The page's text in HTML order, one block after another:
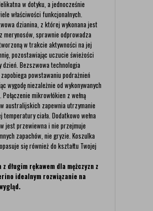
w dotyku, a jednocześnie
właściwości funkcjonalnych.
dzianina, z której wykonana jest
merynosów, sprawnie odprowadza
w trakcie aktywności na jej
pozostawiając uczucie świeżości
dzień. Bezszwowa technologia
powstawaniu podrażnień
wygodę niezależnie od wykonywanych
mikrowłókien z wełną
australijskich zapewnia utrzymanie
temperatury ciała. Dodatkowo wełna
jest przewiewna i nie przejmuje
zapachów, nie gryzie. Koszulka
się również do kształtu Twojej
z długim rękawem dla mężczyzn z
idealnym rozwiązanie na